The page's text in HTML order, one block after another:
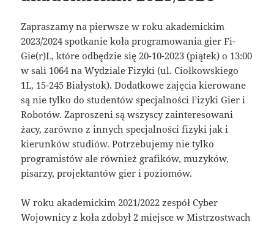
Zapraszamy na pierwsze w roku akademickim
2023/2024 spotkanie koła programowania gier Fi-
Gie(r)L, które odbędzie się 20-10-2023 (piątek) o 13:00
w sali 1064 na Wydziale Fizyki (ul. Ciołkowskiego
1L, 15-245 Białystok). Dodatkowe zajęcia kierowane
są nie tylko do studentów specjalności Fizyki Gier i
Robotów. Zaproszeni są wszyscy zainteresowani
żacy, zarówno z innych specjalności fizyki jak i
kierunków studiów. Potrzebujemy nie tylko
programistów ale również grafików, muzyków,
pisarzy, projektantów gier i poziomów.
W roku akademickim 2021/2022 zespół Cyber
Wojownicy z koła zdobył 2 miejsce w Mistrzostwach